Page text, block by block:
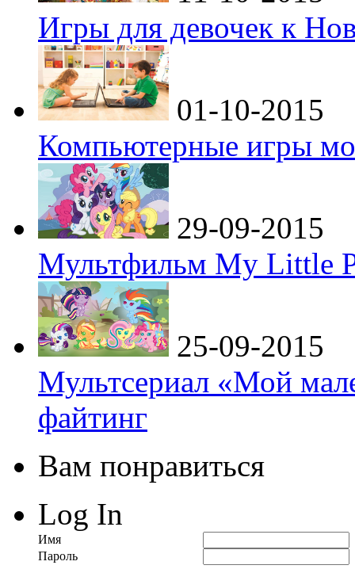
Игры для девочек к
01-10-2015
Компьютерные игры
29-09-2015
Мультфильм My Little
25-09-2015
Мультсериал «Мой
файтинг
Вам понравиться
Log In
Имя
Пароль